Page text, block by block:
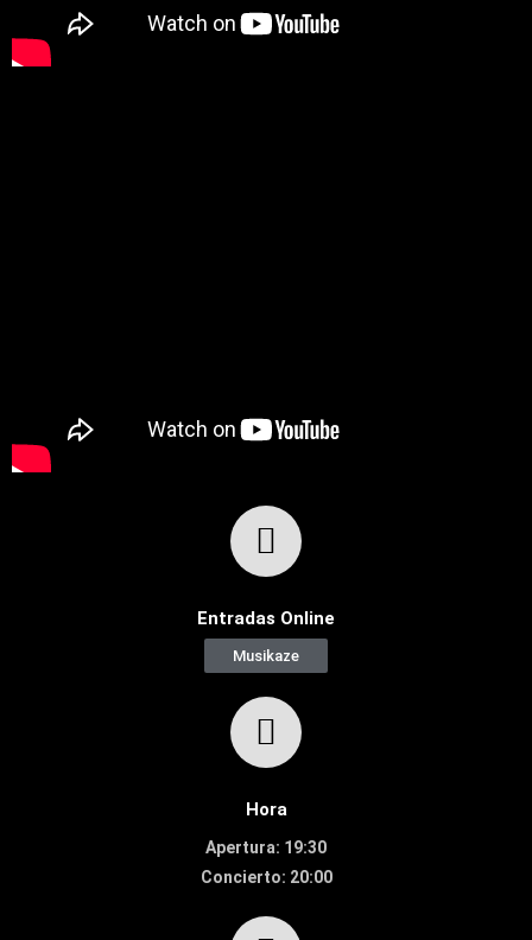
Entradas Online
Musikaze
Hora
Apertura: 19:30
Concierto: 20:00